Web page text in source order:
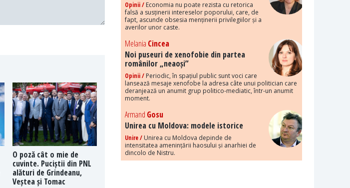
O poză cât o mie de
cuvinte. Puciștii din PNL
alături de Grindeanu,
Veștea și Tomac
Opinii / Economia nu poate rezista cu retorica
falsă a susținerii intereselor poporului, care, de
fapt, ascunde obsesia menținerii privilegiilor și a
averilor unor caste.
Melania Cincea
Noi puseuri de xenofobie din partea
românilor „neaoși”
Opinii / Periodic, în spațiul public sunt voci care
lansează mesaje xenofobe la adresa câte unui politician care
deranjează un anumit grup politico-mediatic, într-un anumit
moment.
Armand Gosu
Unirea cu Moldova: modele istorice
Unire / Unirea cu Moldova depinde de
intensitatea amenințării haosului și anarhiei de
dincolo de Nistru.